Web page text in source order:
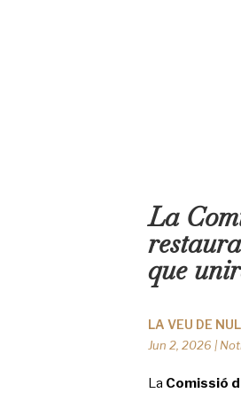
La
que
LA VEU DE
Jun 2, 2026 |
La Comissió